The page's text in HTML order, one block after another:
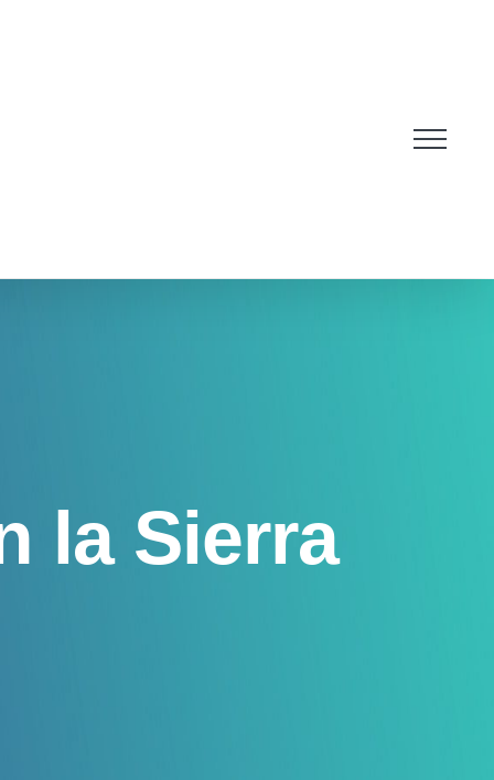
la Sierra